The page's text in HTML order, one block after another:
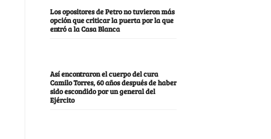
Los opositores de Petro no tuvieron más
opción que criticar la puerta por la que
entró a la Casa Blanca
Así encontraron el cuerpo del cura
Camilo Torres, 60 años después de haber
sido escondido por un general del
Ejército